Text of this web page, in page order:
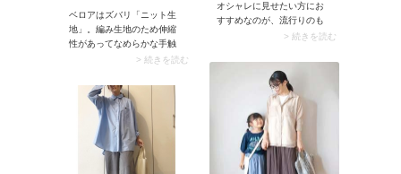
ベロアはズバリ「ニット生
地」。編み生地のため伸縮
性があってなめらかな手触
りと、光沢があるのが特徴
であるベロアは上品で女性
らしい雰囲気。最近ではTシ
ャツやプルオーバーの生地
としても人気です。
> 続きを読む
オシャレに見せたい方にお
すすめなのが、流行りのも
こもこニット。上品さと程
の入りすぎないコーデに仕
上がります。秋冬に取り入
れたいこなれた服を学校行
事にも使ってみましょう。
> 続きを読む